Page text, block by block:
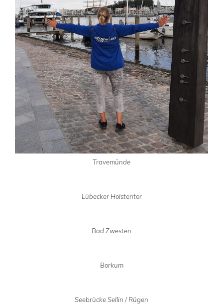
Travemünde
Lübecker Holstentor
Bad Zwesten
Borkum
Seebrücke Sellin / Rügen